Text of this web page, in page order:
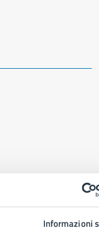
Informazioni